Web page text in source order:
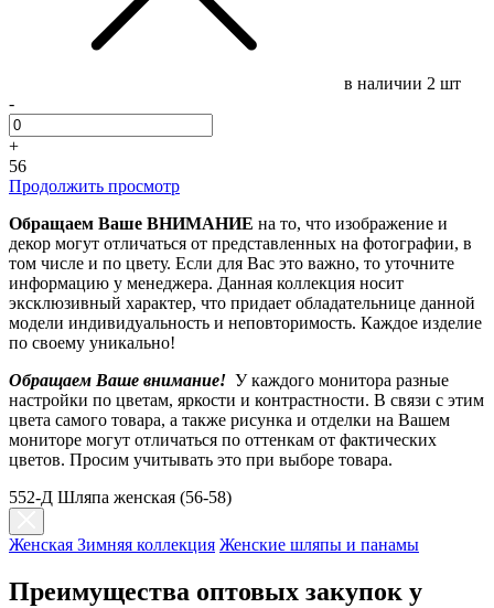
в наличии 2 шт
-
+
56
Продолжить просмотр
Обращаем Ваше ВНИМАНИЕ на то, что изображение и
декор могут отличаться от представленных на фотографии, в
том числе и по цвету. Если для Вас это важно, то уточните
информацию у менеджера. Данная коллекция носит
эксклюзивный характер, что придает обладательнице данной
модели индивидуальность и неповторимость. Каждое изделие
по своему уникально!
Обращаем Ваше внимание! У каждого монитора разные
настройки по цветам, яркости и контрастности. В связи с этим
цвета самого товара, а также рисунка и отделки на Вашем
мониторе могут отличаться по оттенкам от фактических
цветов. Просим учитывать это при выборе товара.
552-Д Шляпа женская (56-58)
Женская Зимняя коллекция Женские шляпы и панамы
Преимущества оптовых закупок у